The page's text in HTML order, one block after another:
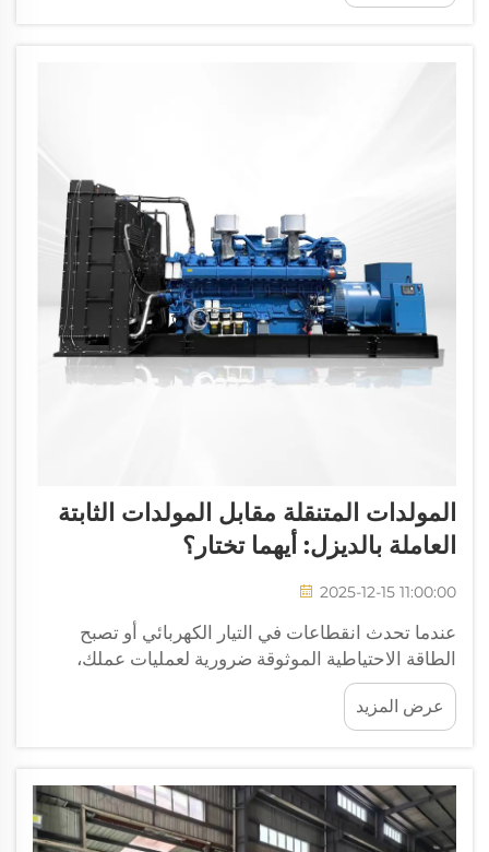
المولدات المتنقلة مقابل المولدات الثابتة
العاملة بالديزل: أيهما تختار؟
2025-12-15 11:00:00
عندما تحدث انقطاعات في التيار الكهربائي أو تصبح
الطاقة الاحتياطية الموثوقة ضرورية لعمليات عملك،
يمكن أن يُحدث اختيار حل مولد الديزل المناسب الفرق
بين استمرارية سلسة وتوقف مكلف. القرار بين المولدات
المحمولة و...
عرض المزيد